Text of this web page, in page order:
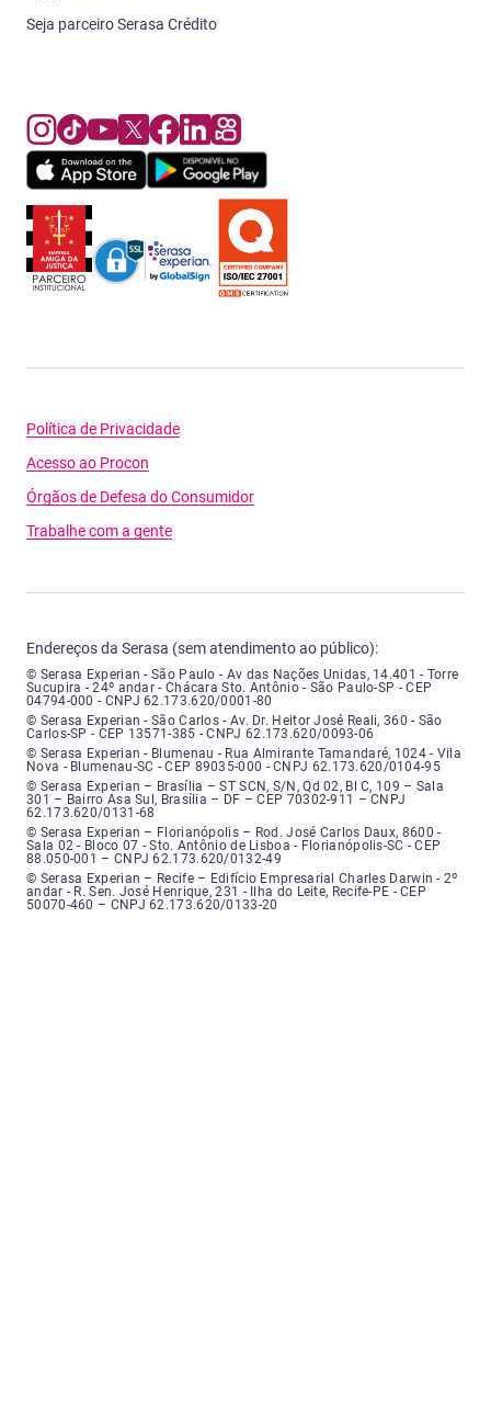
Seja parceiro Serasa Crédito
Política de Privacidade
Acesso ao Procon
Órgãos de Defesa do Consumidor
Trabalhe com a gente
Endereços da Serasa (sem atendimento ao público):
Serasa Experian - São Paulo - Endereço: Avenida das Nações Unidas,
© Serasa Experian - São Paulo - Av das Nações Unidas, 14.401 - Torre
Sucupira - 24º andar - Chácara Sto. Antônio - São Paulo-SP - CEP
04794-000 - CNPJ 62.173.620/0001-80
Serasa Experian - São Carlos - Endereço: Avenida Doutor Heitor José
© Serasa Experian - São Carlos - Av. Dr. Heitor José Reali, 360 - São
Carlos-SP - CEP 13571-385 - CNPJ 62.173.620/0093-06
Serasa Experian - Blumenau - Endereço: Rua Almirante Tamandaré,
© Serasa Experian - Blumenau - Rua Almirante Tamandaré, 1024 - Vila
Nova - Blumenau-SC - CEP 89035-000 - CNPJ 62.173.620/0104-95
Serasa Experian - Brasília, Endereço: Setor Comercial Norte, sem
© Serasa Experian – Brasília – ST SCN, S/N, Qd 02, Bl C, 109 – Sala
301 – Bairro Asa Sul, Brasília – DF – CEP 70302-911 – CNPJ
62.173.620/0131-68
Serasa Experian - Florianópolis, Endereço: Rodovia José Carlos, número
© Serasa Experian – Florianópolis – Rod. José Carlos Daux, 8600 -
Sala 02 - Bloco 07 - Sto. Antônio de Lisboa - Florianópolis-SC - CEP
88.050-001 – CNPJ 62.173.620/0132-49
Serasa Experian - Recife, Endereço: Edifício Empresarial Charles Darwin,
© Serasa Experian – Recife – Edifício Empresarial Charles Darwin - 2º
andar - R. Sen. José Henrique, 231 - Ilha do Leite, Recife-PE - CEP
50070-460 – CNPJ 62.173.620/0133-20